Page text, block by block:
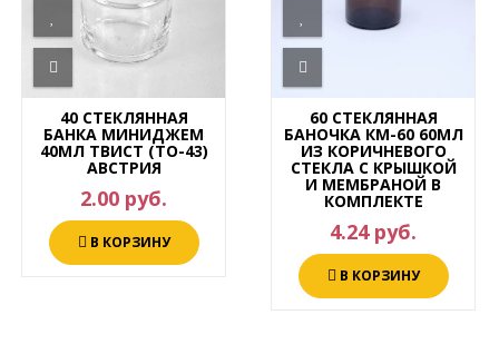
40 СТЕКЛЯННАЯ
БАНКА МИНИДЖЕМ
40МЛ ТВИСТ (ТО-43)
АВСТРИЯ
2.00 руб.
В КОРЗИНУ
60 СТЕКЛЯННАЯ
БАНОЧКА КМ-60 60МЛ
ИЗ КОРИЧНЕВОГО
СТЕКЛА С КРЫШКОЙ
И МЕМБРАНОЙ В
КОМПЛЕКТЕ
4.24 руб.
В КОРЗИНУ